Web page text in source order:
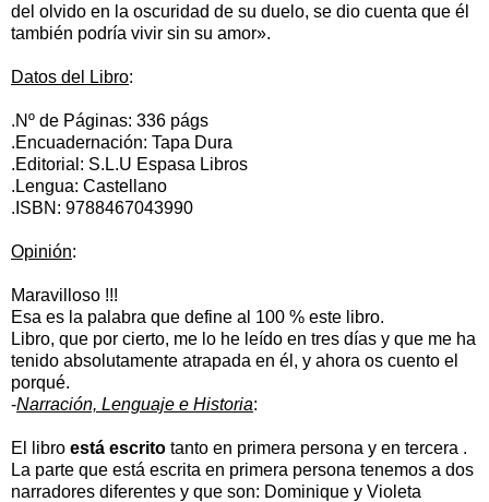
del olvido en la oscuridad de su duelo, se dio cuenta que él
también podría vivir sin su amor».
Datos del Libro:
.Nº de Páginas: 336 págs
.Encuadernación: Tapa Dura
.Editorial: S.L.U Espasa Libros
.Lengua: Castellano
.ISBN: 9788467043990
Opinión:
Maravilloso !!!
Esa es la palabra que define al 100 % este libro.
Libro, que por cierto, me lo he leído en tres días y que me ha
tenido absolutamente atrapada en él, y ahora os cuento el
porqué.
-Narración, Lenguaje e Historia:
El libro está escrito tanto en primera persona y en tercera .
La parte que está escrita en primera persona tenemos a dos
narradores diferentes y que son: Dominique y Violeta